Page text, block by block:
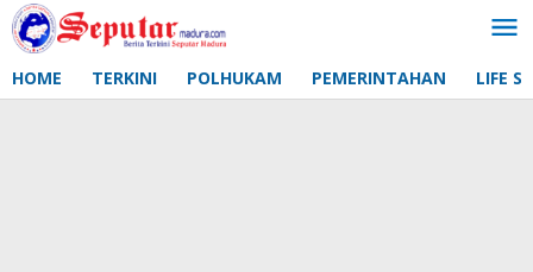
Lewati
ke
HOME TERKINI POLHUKAM PEMERINTAHAN LIFE